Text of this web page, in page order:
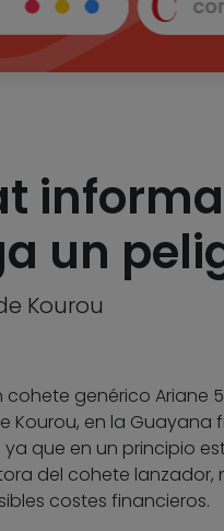
un
Kourou
cohete genérico Ariane
en la Guayana
que en un principio
del cohete lanzador,
costes financieros.